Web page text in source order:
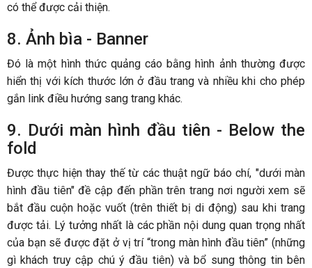
có thể được cải thiện.
8. Ảnh bìa - Banner
Đó là một hình thức quảng cáo bằng hình ảnh thường được
hiển thị với kích thước lớn ở đầu trang và nhiều khi cho phép
gắn link điều hướng sang trang khác.
9. Dưới màn hình đầu tiên - Below the
fold
Được thực hiện thay thế từ các thuật ngữ báo chí, "dưới màn
hình đầu tiên" đề cập đến phần trên trang nơi người xem sẽ
bắt đầu cuộn hoặc vuốt (trên thiết bị di động) sau khi trang
được tải. Lý tưởng nhất là các phần nội dung quan trọng nhất
của bạn sẽ được đặt ở vị trí “trong màn hình đầu tiên” (những
gì khách truy cập chú ý đầu tiên) và bổ sung thông tin bên